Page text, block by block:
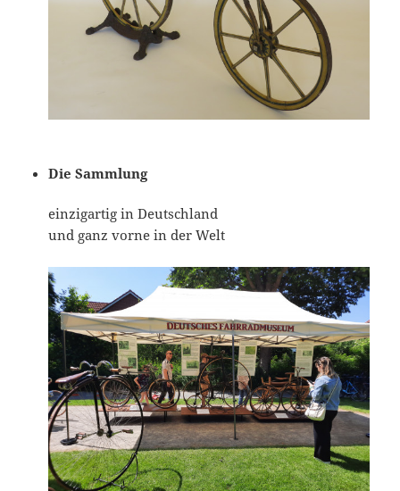
Die Sammlung
einzigartig in Deutschland
und ganz vorne in der Welt